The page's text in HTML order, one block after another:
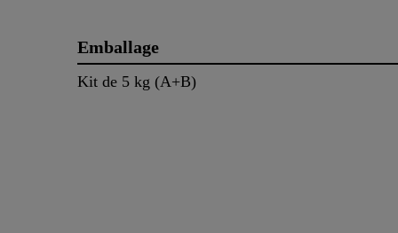
Emballage
Kit de 5 kg (A+B)